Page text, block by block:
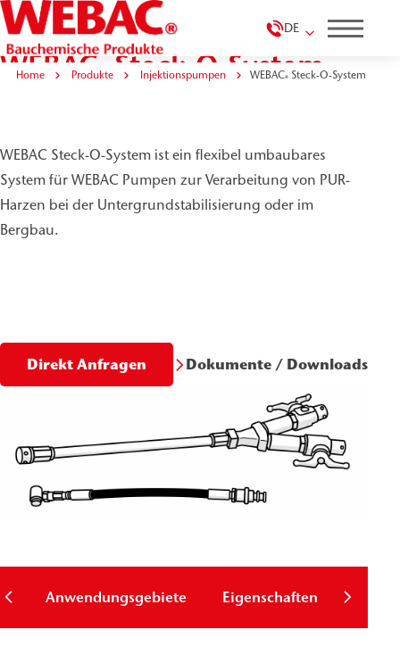
DE
Home Produkte Injektionspumpen WEBAC®Steck-O-System
WEBAC®Steck-O-System
WEBAC Steck-O-System ist ein flexibel umbaubares
System für WEBAC Pumpen zur Verarbeitung von PUR-
Harzen bei der Untergrundstabilisierung oder im
Bergbau.
Direkt Anfragen Dokumente / Downloads
Anwendungsgebiete Eigenschaften